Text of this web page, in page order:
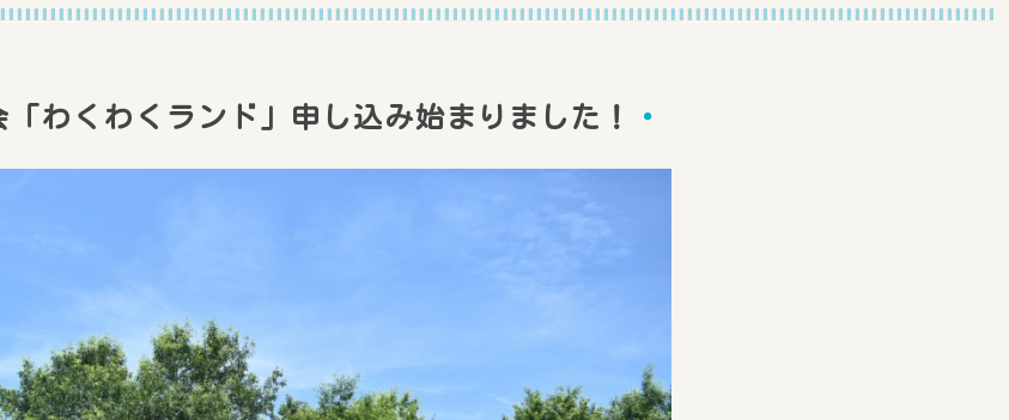
わくわくランド」申し込み始まりました！